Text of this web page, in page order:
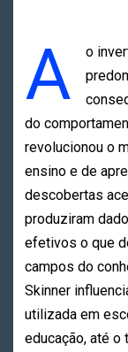
A
o
do
revolucionou o
ensino e de
descobertas
produziram
efetivos o que
campos do
Skinner
utilizada em
educação, até